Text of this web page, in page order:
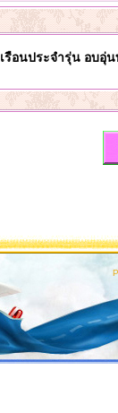
เรือนประจำรุ่น อบอุ่